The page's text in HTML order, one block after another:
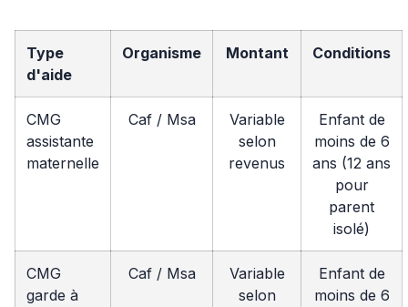
Type
d'aide
Organisme Montant Conditions
CMG
assistante
maternelle
Caf / Msa
Variable
selon
revenus
Enfant de
moins de 6
ans (12 ans
pour
parent
isolé)
CMG
garde à
Caf / Msa
Variable
selon
Enfant de
moins de 6